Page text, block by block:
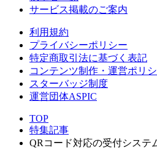
サービス掲載のご案内
利用規約
プライバシーポリシー
特定商取引法に基づく表記
コンテンツ制作・運営ポリ
スターバッジ制度
運営団体ASPIC
TOP
特集記事
QRコード対応の受付システ